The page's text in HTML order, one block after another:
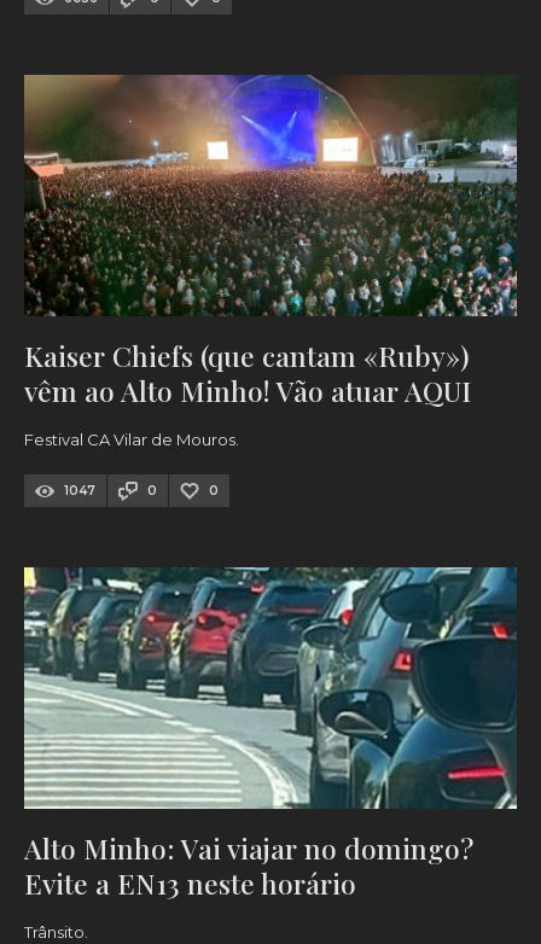
Kaiser Chiefs (que cantam «Ruby»)
vêm ao Alto Minho! Vão atuar AQUI
Festival CA Vilar de Mouros.
1047 0 0
Alto Minho: Vai viajar no domingo?
Evite a EN13 neste horário
Trânsito.